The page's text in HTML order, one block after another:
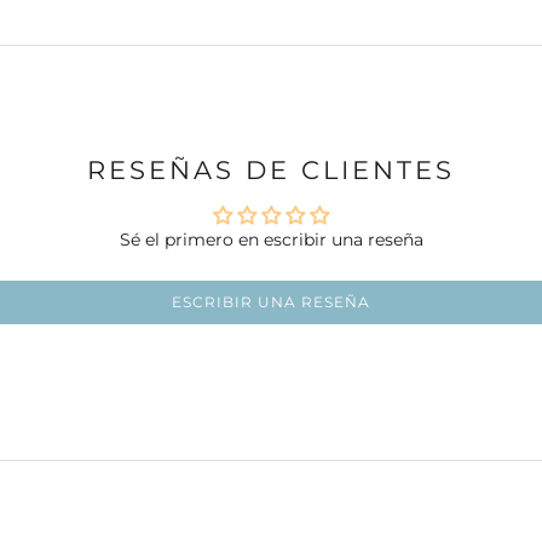
Ir al artículo 1
RESEÑAS DE CLIENTES
Sé el primero en escribir una reseña
ESCRIBIR UNA RESEÑA